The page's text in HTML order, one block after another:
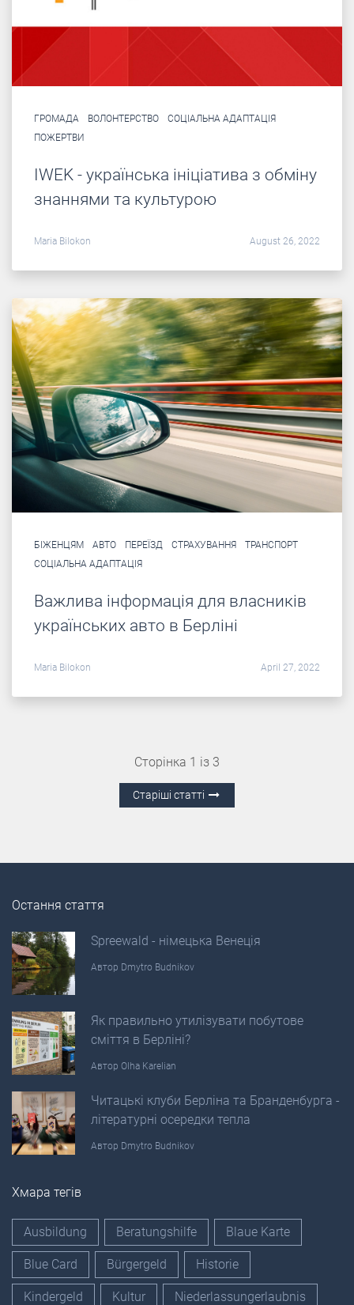
ГРОМАДА ВОЛОНТЕРСТВО
СОЦІАЛЬНА АДАПТАЦІЯ
ПОЖЕРТВИ
IWEK - українська ініціатива з обміну
знаннями та культурою
Maria Bilokon August 26, 2022
БІЖЕНЦЯМ АВТО ПЕРЕЇЗД СТРАХУВАННЯ
ТРАНСПОРТ
СОЦІАЛЬНА АДАПТАЦІЯ
Важлива інформація для власників
українських авто в Берліні
Maria Bilokon April 27, 2022
Сторінка 1 із 3
Старіші статті
Остання стаття
Spreewald - німецька Венеція
Автор Dmytro Budnikov
Як правильно утилізувати побутове
сміття в Берліні?
Автор Olha Karelian
Читацькі клуби Берліна та Бранденбурга -
літературні осередки тепла
Автор Dmytro Budnikov
Хмара тегів
Ausbildung Beratungshilfe Blaue Karte
Blue Card Bürgergeld Historie
Kindergeld Kultur Niederlassungerlaubnis